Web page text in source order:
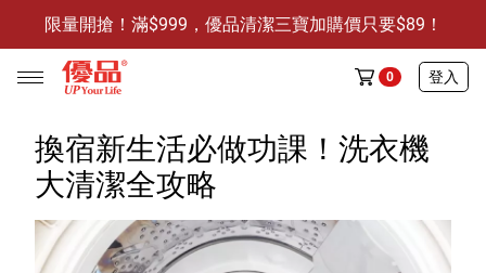
限量開搶！滿$999，優品清潔三寶加購價只要$89！
防霉清潔好幫手-任3件贈保濕抗菌洗手乳
限量開搶！滿$999，優品清潔三寶加購價只要$89！
0 登入
🔥任選1件折9元-新老客戶感恩回饋
換宿新生活必做功課！洗衣機
大清潔全攻略